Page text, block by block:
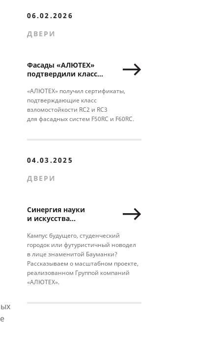
06.02.2026
ДВЕРИ
Фасады «АЛЮТЕХ»
подтвердили класс
и RC3
«АЛЮТЕХ» получил сертификаты,
подтверждающие класс
взломостойкости RC2 и RC3
для фасадных систем F50RC и F60RC.
04.03.2025
ДВЕРИ
Синергия науки
и искусства
Бауманки
Кампус будущего, студенческий
городок или футуристичный новодел
в лице знаменитой Бауманки?
Рассказываем о масштабном проекте,
реализованном Группой компаний
«АЛЮТЕХ».